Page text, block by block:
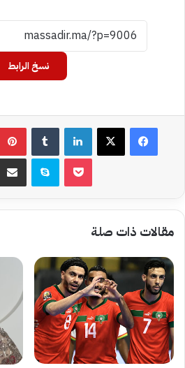
نسخ الرابط
فيسبوك‫X لينكدإن ‏Tumblr
‫Pocket سكايب
مقالات ذات صلة